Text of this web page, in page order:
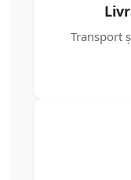
Transport